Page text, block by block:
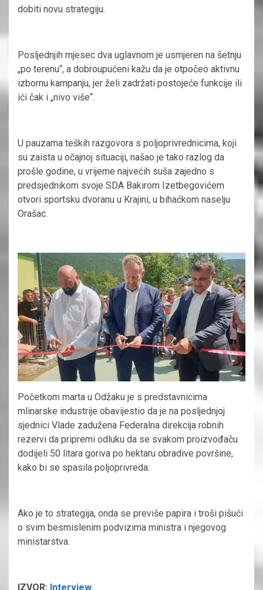
dobiti novu strategiju.
Posljednjih mjesec dva uglavnom je usmjeren na šetnju
„po terenu“, a dobroupućeni kažu da je otpočeo aktivnu
izbornu kampanju, jer želi zadržati postojeće funkcije ili
ići čak i „nivo više“.
U pauzama teških razgovora s poljoprivrednicima, koji
su zaista u očajnoj situaciji, našao je tako razlog da
prošle godine, u vrijeme najvećih suša zajedno s
predsjednikom svoje SDA Bakirom Izetbegovićem
otvori sportsku dvoranu u Krajini, u bihaćkom naselju
Orašac.
Početkom marta u Odžaku je s predstavnicima
mlinarske industrije obavijestio da je na posljednjoj
sjednici Vlade zadužena Federalna direkcija robnih
rezervi da pripremi odluku da se svakom proizvođaču
dodijeli 50 litara goriva po hektaru obradive površine,
kako bi se spasila poljoprivreda.
Ako je to strategija, onda se previše papira i troši pišući
o svim besmislenim podvizima ministra i njegovog
ministarstva.
IZVOR: Interview